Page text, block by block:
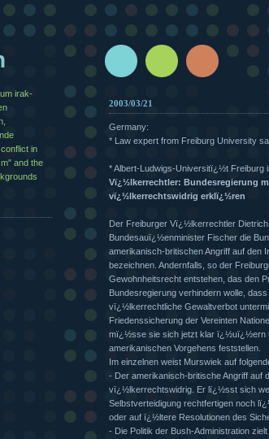
2003/03/21
Germany:
* Law expert from Freiburg University
* Albert-Ludwigs-Universitï¿½t Freiburg
Vï¿½lkerrechtler: Bundesregierung
vï¿½lkerrechtswidrig erklï¿½ren
Der Freiburger Vï¿½lkerrechtler
Bundesauï¿½enminister Fischer die
amerikanisch-britischen Angriff auf
bezeichnen. Andernfalls, so der
Gewohnheitsrecht entstehen, das den
Bundesregierung verhindern wolle,
vï¿½lkerrechtliche Gewaltverbot
Friedenssicherung der Vereinten
mï¿½sse sie sich jetzt klar ï¿½uï¿½ern
amerikanischen Vorgehens feststellen.
Im einzelnen weist Murswiek auf
- Der amerikanisch-britische Angriff auf
vï¿½lkerrechtswidrig. Er lï¿½sst sich
Selbstverteidigung rechtfertigen noch
oder auf ï¿½ltere Resolutionen des
- Die Politik der Bush-Administration
irak-
in
and the